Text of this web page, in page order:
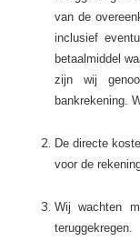
van de
inclusief
betaalmiddel
zijn wij
bankrekening.
De directe
voor de
Wij wachten
teruggekregen.